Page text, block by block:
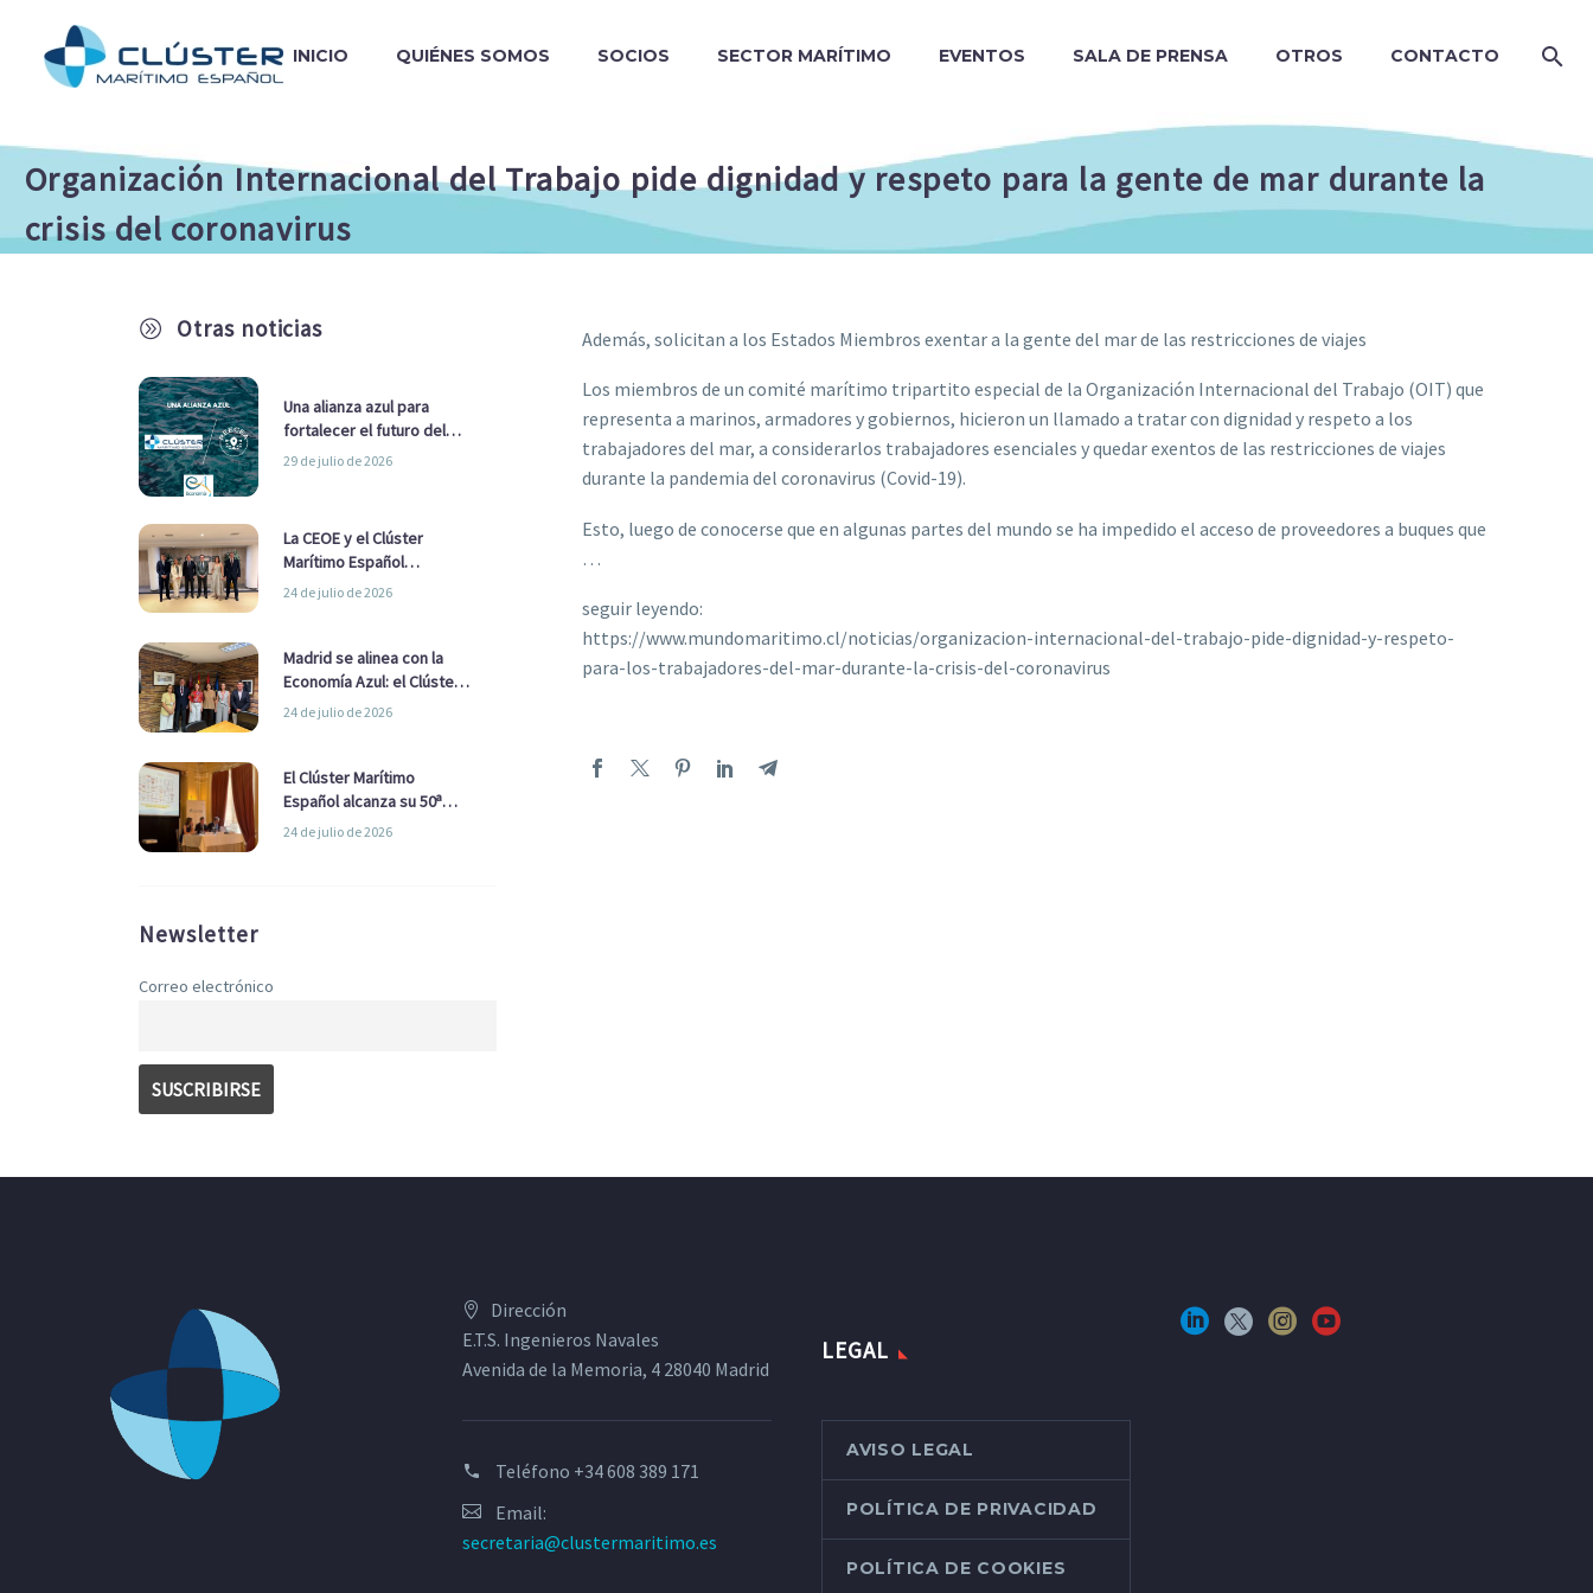
INICIO QUIÉNES SOMOS SOCIOS SECTOR MARÍTIMO EVENTOS SALA DE PRENSA OTROS CONTACTO
Organización Internacional del Trabajo pide dignidad y respeto para la gente de mar durante la
crisis del coronavirus
A Otras noticias
Una alianza azul para
fortalecer el futuro del
sector marítimo
29 de julio de 2026
La CEOE y el Clúster
Marítimo Español
refuerzan su alianza para
24 de julio de 2026
Madrid se alinea con la
Economía Azul: el Clúster
Marítimo Español y la Real
Ayuntamiento
24 de julio de 2026
El Clúster Marítimo
Español alcanza su 50ª
Asamblea reafirmando su
24 de julio de 2026
Newsletter
Correo electrónico
Además, solicitan a los Estados Miembros exentar a la gente del mar de las restricciones de viajes
Los miembros de un comité marítimo tripartito especial de la Organización Internacional del Trabajo (OIT) que
representa a marinos, armadores y gobiernos, hicieron un llamado a tratar con dignidad y respeto a los
trabajadores del mar, a considerarlos trabajadores esenciales y quedar exentos de las restricciones de viajes
durante la pandemia del coronavirus (Covid-19).
Esto, luego de conocerse que en algunas partes del mundo se ha impedido el acceso de proveedores a buques que
…
seguir leyendo:
https://www.mundomaritimo.cl/noticias/organizacion-internacional-del-trabajo-pide-dignidad-y-respeto-
para-los-trabajadores-del-mar-durante-la-crisis-del-coronavirus
Dirección
E.T.S. Ingenieros Navales
Avenida de la Memoria, 4 28040 Madrid
Teléfono +34 608 389 171
Email:
secretaria@clustermaritimo.es
LEGAL
AVISO LEGAL
POLÍTICA DE PRIVACIDAD
POLÍTICA DE COOKIES